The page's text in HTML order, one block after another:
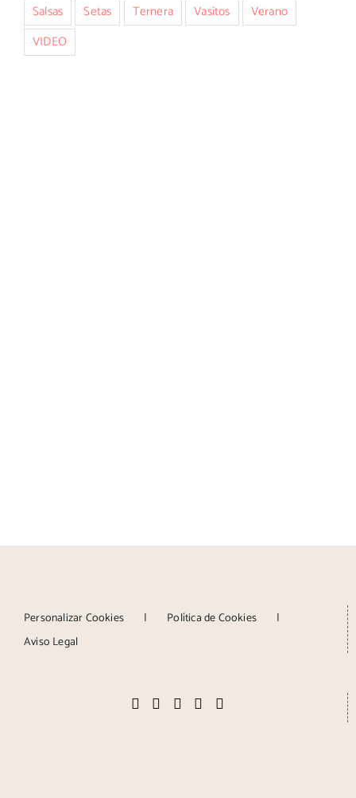
Salsas
Setas Ternera Vasitos
Verano
VIDEO
Personalizar Cookies
Política de Cookies
Aviso Legal